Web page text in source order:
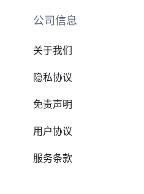
公司信息
关于我们
隐私协议
免责声明
用户协议
服务条款